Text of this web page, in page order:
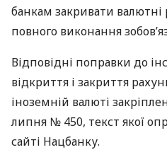
банкам закривати валютні
повного виконання
Відповідні поправки до
відкриття і закриття
іноземній валюті
липня № 450, текст якої
сайті Нацбанку.